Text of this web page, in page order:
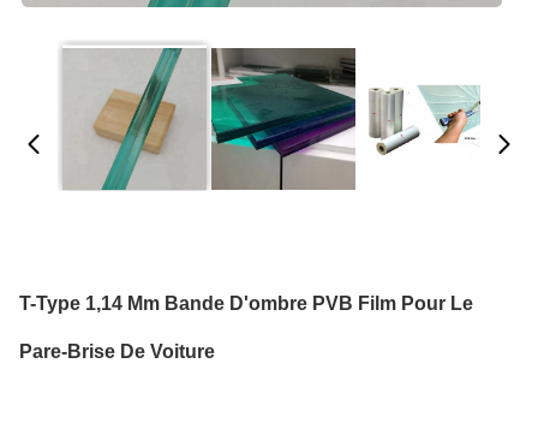
T-Type 1,14 Mm Bande D'ombre PVB Film Pour Le
Pare-Brise De Voiture